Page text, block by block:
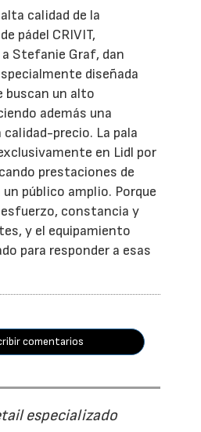
calidad de la
pádel CRIVIT,
Stefanie Graf, dan
diseñada
buscan un alto
además una
precio. La pala
en Lidl por
prestaciones de
público amplio. Porque
constancia y
y el equipamiento
para responder a esas
comentarios
especializado